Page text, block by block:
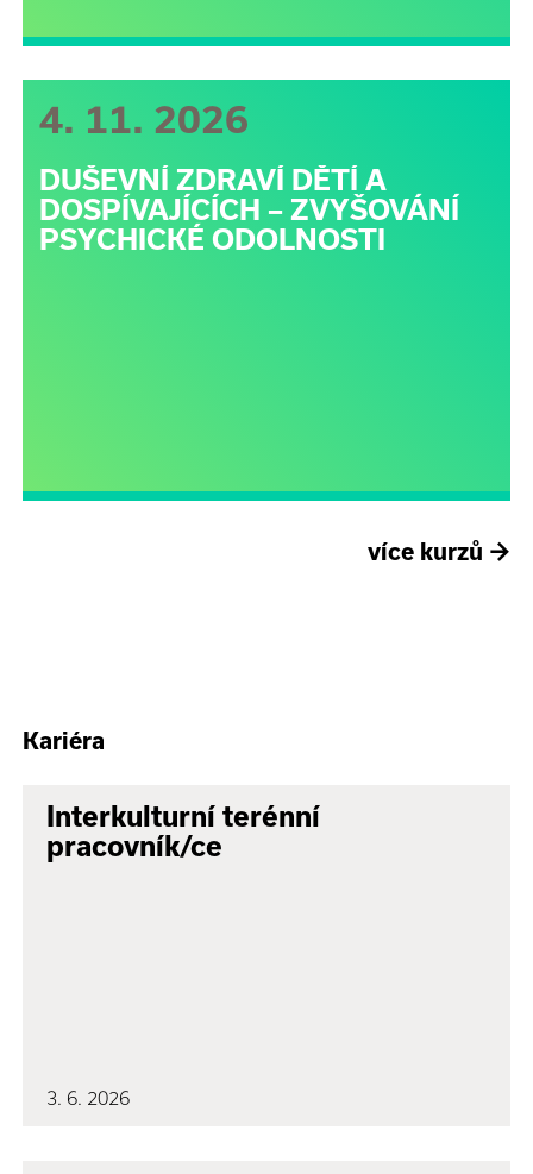
4. 11. 2026
DUŠEVNÍ ZDRAVÍ DĚTÍ A
DOSPÍVAJÍCÍCH – ZVYŠOVÁNÍ
PSYCHICKÉ ODOLNOSTI
více kurzů →
Kariéra
Interkulturní terénní
pracovník/ce
3. 6. 2026